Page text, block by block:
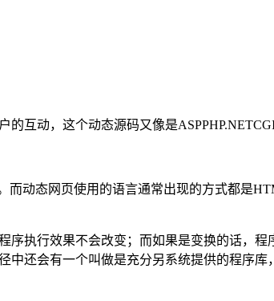
互动，这个动态源码又像是ASPPHP.NETCGI
动态网页使用的语言通常出现的方式都是
执行效果不会改变；而如果是变换的话，
还会有一个叫做是充分另系统提供的程序库